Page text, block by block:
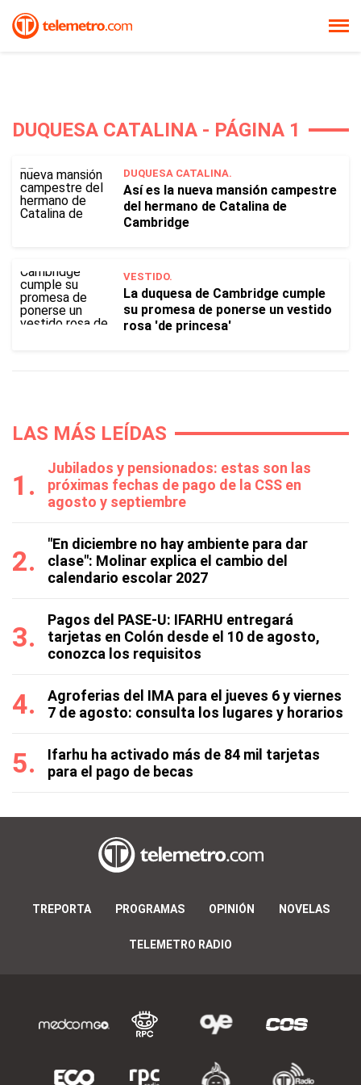
DUQUESA CATALINA - PÁGINA 1
DUQUESA CATALINA.
Así es la nueva mansión campestre
del hermano de Catalina de
Cambridge
VESTIDO.
La duquesa de Cambridge cumple
su promesa de ponerse un vestido
rosa 'de princesa'
LAS MÁS LEÍDAS
Jubilados y pensionados: estas son las
próximas fechas de pago de la CSS en
agosto y septiembre
"En diciembre no hay ambiente para dar
clase": Molinar explica el cambio del
calendario escolar 2027
Pagos del PASE-U: IFARHU entregará
tarjetas en Colón desde el 10 de agosto,
conozca los requisitos
Agroferias del IMA para el jueves 6 y viernes
7 de agosto: consulta los lugares y horarios
Ifarhu ha activado más de 84 mil tarjetas
para el pago de becas
TREPORTA PROGRAMAS OPINIÓN NOVELAS
TELEMETRO RADIO